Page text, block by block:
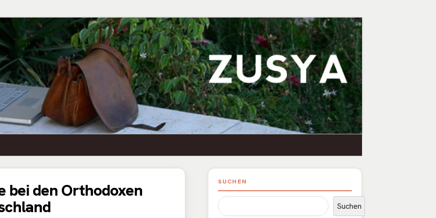
bei den Orthodoxen
Haupt-
Seitenleiste
SUCHEN
Suchen